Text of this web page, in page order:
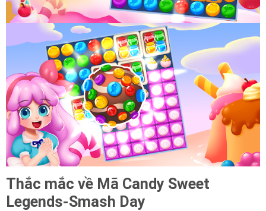
Thắc mắc về Mã Candy Sweet
Legends-Smash Day